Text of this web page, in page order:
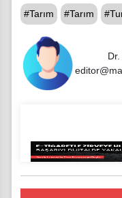
#Tarım #Tarım